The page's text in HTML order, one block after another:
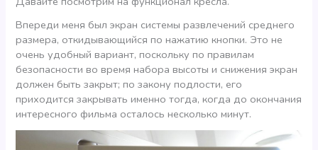
Впереди меня был экран системы развлечений среднего
размера, откидывающийся по нажатию кнопки. Это не
очень удобный вариант, поскольку по правилам
безопасности во время набора высоты и снижения экран
должен быть закрыт; по закону подлости, его
приходится закрывать именно тогда, когда до окончания
интересного фильма осталось несколько минут.